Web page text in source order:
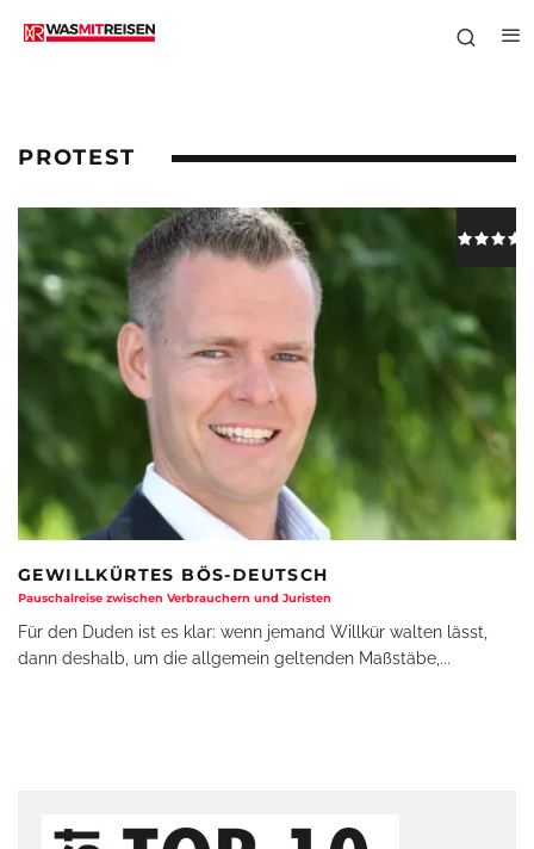
PROTEST
GEWILLKÜRTES BÖS-DEUTSCH
Pauschalreise zwischen Verbrauchern und Juristen
Für den Duden ist es klar: wenn jemand Willkür walten lässt,
dann deshalb, um die allgemein geltenden Maßstäbe, ...